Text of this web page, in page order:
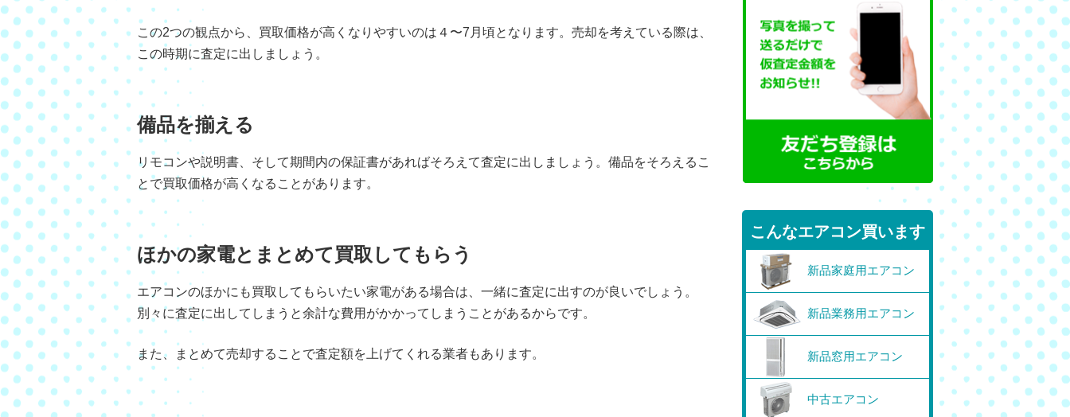
この2つの観点から、買取価格が高くなりやすいのは４〜7月頃となります。売却を考えている際は、
この時期に査定に出しましょう。
備品を揃える
リモコンや説明書、そして期間内の保証書があればそろえて査定に出しましょう。備品をそろえるこ
とで買取価格が高くなることがあります。
ほかの家電とまとめて買取してもらう
エアコンのほかにも買取してもらいたい家電がある場合は、一緒に査定に出すのが良いでしょう。
別々に査定に出してしまうと余計な費用がかかってしまうことがあるからです。
また、まとめて売却することで査定額を上げてくれる業者もあります。
こんなエアコン買います
新品家庭用エアコン
新品業務用エアコン
新品窓用エアコン
中古エアコン